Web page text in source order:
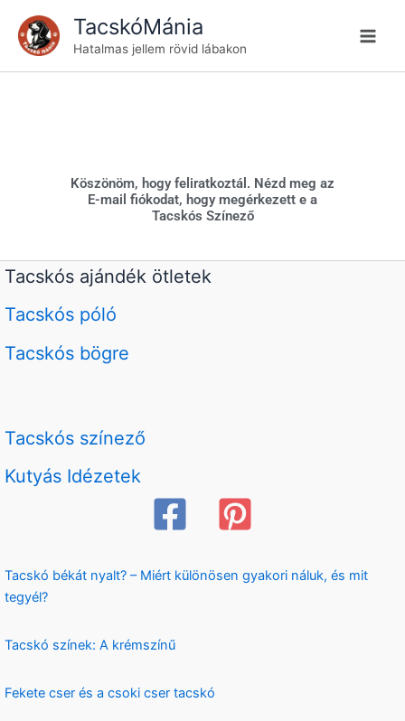
content
TacskóMánia
Hatalmas jellem rövid lábakon
Köszönöm, hogy feliratkoztál. Nézd meg az
E-mail fiókodat, hogy megérkezett e a
Tacskós Színező
Tacskós ajándék ötletek
Tacskós póló
Tacskós bögre
Tacskós színező
Kutyás Idézetek
Tacskó békát nyalt? – Miért különösen gyakori náluk, és mit
tegyél?
Tacskó színek: A krémszínű
Fekete cser és a csoki cser tacskó